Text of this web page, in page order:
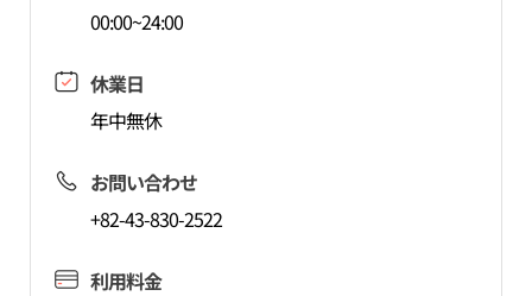
00:00~24:00
休業日
年中無休
お問い合わせ
+82-43-830-2522
利用料金